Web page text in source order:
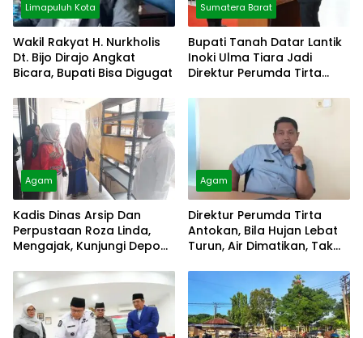
Limapuluh Kota
Wakil Rakyat H. Nurkholis
Dt. Bijo Dirajo Angkat
Bicara, Bupati Bisa Digugat
Sumatera Barat
Bupati Tanah Datar Lantik
Inoki Ulma Tiara Jadi
Direktur Perumda Tirta
Agam
Kadis Dinas Arsip Dan
Perpustaan Roza Linda,
Mengajak, Kunjungi Depo
Agam
Direktur Perumda Tirta
Antokan, Bila Hujan Lebat
Turun, Air Dimatikan, Tak